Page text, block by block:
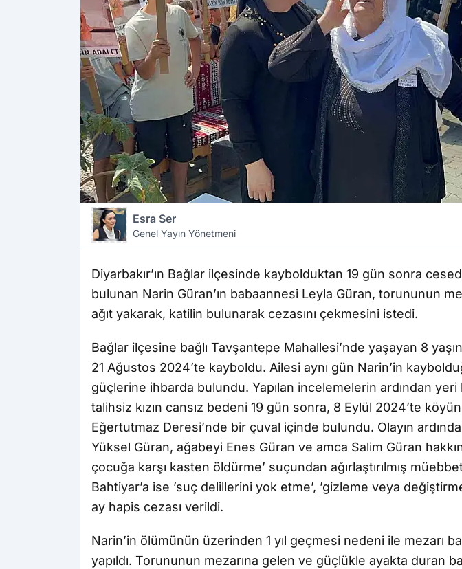
Esra Ser
Genel Yayın Yönetmeni
Diyarbakır’ın Bağlar ilçesinde kaybolduktan 19 gün sonra
bulunan Narin Güran’ın babaannesi Leyla Güran, torununun
ağıt yakarak, katilin bulunarak cezasını çekmesini istedi.
Bağlar ilçesine bağlı Tavşantepe Mahallesi’nde yaşayan 8
21 Ağustos 2024’te kayboldu. Ailesi aynı gün Narin’in
güçlerine ihbarda bulundu. Yapılan incelemelerin ardından
talihsiz kızın cansız bedeni 19 gün sonra, 8 Eylül 2024’te
Eğertutmaz Deresi’nde bir çuval içinde bulundu. Olayın
Yüksel Güran, ağabeyi Enes Güran ve amca Salim Güran
çocuğa karşı kasten öldürme’ suçundan ağırlaştırılmış
Bahtiyar’a ise ’suç delillerini yok etme’, ’gizleme veya
ay hapis cezası verildi.
Narin’in ölümünün üzerinden 1 yıl geçmesi nedeni ile mezarı
yapıldı. Torununun mezarına gelen ve güçlükle ayakta duran